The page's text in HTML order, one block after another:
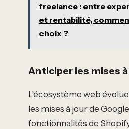
freelance : entre
et rentabilité,
choix ?
Anticiper les mises
L’écosystème web
les mises à jour de
fonctionnalités de